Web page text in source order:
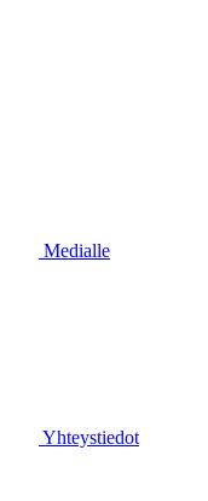
Medialle
Yhteystiedot